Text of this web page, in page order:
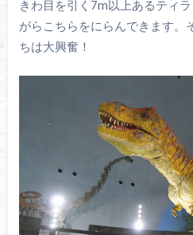
きわ目を引く7m以上あるティ
がらこちらをにらんできます。
ちは大興奮！